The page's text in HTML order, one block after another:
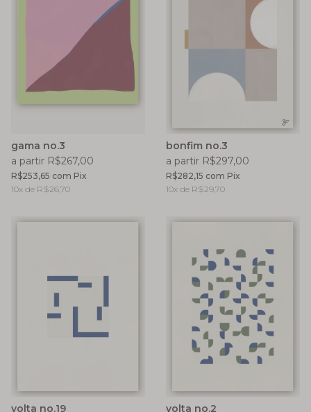
gama no.3
a partir R$267,00
R$253,65 com Pix
10x de R$26,70
bonfim no.3
a partir R$297,00
R$282,15 com Pix
10x de R$29,70
volta no.19 volta no.2